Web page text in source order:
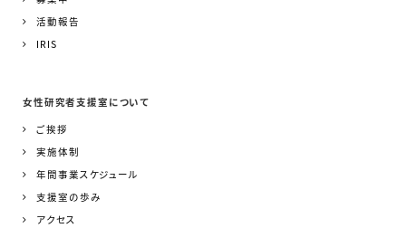
活動報告
IRIS
女性研究者支援室について
ご挨拶
実施体制
年間事業スケジュール
支援室の歩み
アクセス